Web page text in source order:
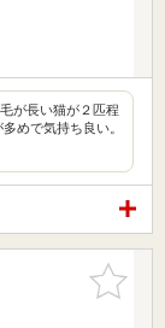
が長い猫が２匹程
めで気持ち良い。
お気に入
りに追加